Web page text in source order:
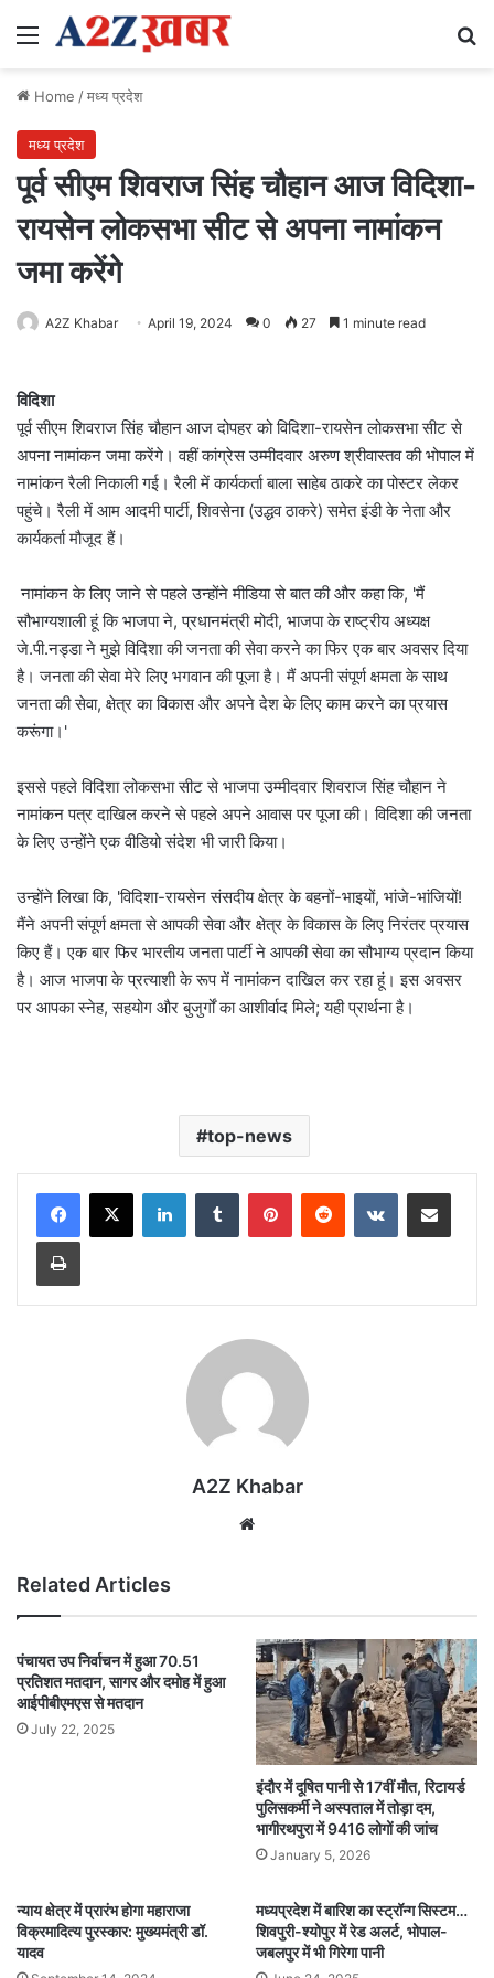
Menu
Home /मध्य प्रदेश
मध्य प्रदेश
पूर्व सीएम शिवराज सिंह चौहान आज विदिशा-
रायसेन लोकसभा सीट से अपना नामांकन
जमा करेंगे
A2Z Khabar April 19, 2024 0 27 1 minute read
विदिशा
पूर्व सीएम शिवराज सिंह चौहान आज दोपहर को विदिशा-रायसेन लोकसभा सीट से
अपना नामांकन जमा करेंगे। वहीं कांग्रेस उम्मीदवार अरुण श्रीवास्तव की भोपाल में
नामांकन रैली निकाली गई। रैली में कार्यकर्ता बाला साहेब ठाकरे का पोस्टर लेकर
पहुंचे। रैली में आम आदमी पार्टी, शिवसेना (उद्धव ठाकरे) समेत इंडी के नेता और
कार्यकर्ता मौजूद हैं।
नामांकन के लिए जाने से पहले उन्होंने मीडिया से बात की और कहा कि, 'मैं
सौभाग्यशाली हूं कि भाजपा ने, प्रधानमंत्री मोदी, भाजपा के राष्ट्रीय अध्यक्ष
जे.पी.नड्डा ने मुझे विदिशा की जनता की सेवा करने का फिर एक बार अवसर दिया
है। जनता की सेवा मेरे लिए भगवान की पूजा है। मैं अपनी संपूर्ण क्षमता के साथ
जनता की सेवा, क्षेत्र का विकास और अपने देश के लिए काम करने का प्रयास
करूंगा।'
इससे पहले विदिशा लोकसभा सीट से भाजपा उम्मीदवार शिवराज सिंह चौहान ने
नामांकन पत्र दाखिल करने से पहले अपने आवास पर पूजा की। विदिशा की जनता
के लिए उन्होंने एक वीडियो संदेश भी जारी किया।
उन्होंने लिखा कि, 'विदिशा-रायसेन संसदीय क्षेत्र के बहनों-भाइयों, भांजे-भांजियों!
मैंने अपनी संपूर्ण क्षमता से आपकी सेवा और क्षेत्र के विकास के लिए निरंतर प्रयास
किए हैं। एक बार फिर भारतीय जनता पार्टी ने आपकी सेवा का सौभाग्य प्रदान किया
है। आज भाजपा के प्रत्याशी के रूप में नामांकन दाखिल कर रहा हूं। इस अवसर
पर आपका स्नेह, सहयोग और बुजुर्गों का आशीर्वाद मिले; यही प्रार्थना है।
top-news
LinkedInTumblr PinterestReddit VKontakteShare via Email
Print
A2Z Khabar
Related Articles
पंचायत उप निर्वाचन में हुआ 70.51
प्रतिशत मतदान, सागर और दमोह में हुआ
आईपीबीएमएस से मतदान
July 22, 2025
इंदौर में दूषित पानी से 17वीं मौत, रिटायर्ड
पुलिसकर्मी ने अस्पताल में तोड़ा दम,
भागीरथपुरा में 9416 लोगों की जांच
January 5, 2026
न्याय क्षेत्र में प्रारंभ होगा महाराजा
विक्रमादित्य पुरस्कार: मुख्यमंत्री डॉ.
यादव
मध्यप्रदेश में बारिश का स्ट्रॉन्ग सिस्टम…
शिवपुरी-श्योपुर में रेड अलर्ट, भोपाल-
जबलपुर में भी गिरेगा पानी